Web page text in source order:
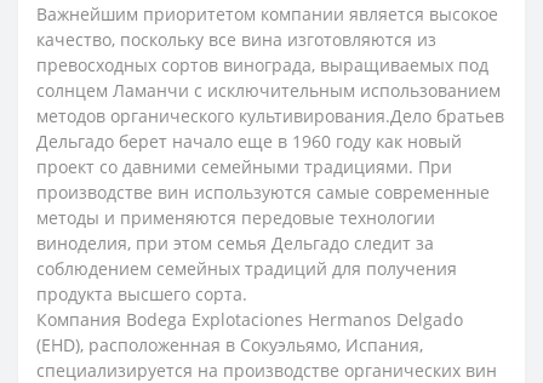
Важнейшим приоритетом компании является высокое
качество, поскольку все вина изготовляются из
превосходных сортов винограда, выращиваемых под
солнцем Ламанчи с исключительным использованием
методов органического культивирования.Дело братьев
Дельгадо берет начало еще в 1960 году как новый
проект со давними семейными традициями. При
производстве вин используются самые современные
методы и применяются передовые технологии
виноделия, при этом семья Дельгадо следит за
соблюдением семейных традиций для получения
продукта высшего сорта.
Компания Bodega Explotaciones Hermanos Delgado
(EHD), расположенная в Сокуэльямо, Испания,
специализируется на производстве органических вин